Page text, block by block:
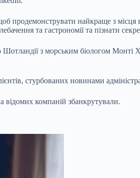
найкраще з місця
та гастрономії та пізнати
з морським біологом Монті
стурбованих новинами
відомих компаній збанкрутували.